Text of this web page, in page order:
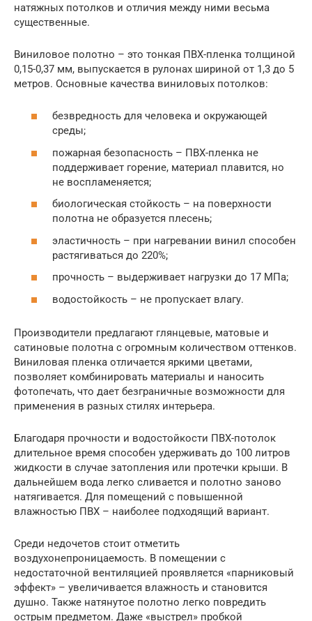
натяжных потолков и отличия между ними весьма
существенные.
Виниловое полотно – это тонкая ПВХ-пленка толщиной
0,15-0,37 мм, выпускается в рулонах шириной от 1,3 до 5
метров. Основные качества виниловых потолков:
безвредность для человека и окружающей
среды;
пожарная безопасность – ПВХ-пленка не
поддерживает горение, материал плавится, но
не воспламеняется;
биологическая стойкость – на поверхности
полотна не образуется плесень;
эластичность – при нагревании винил способен
растягиваться до 220%;
прочность – выдерживает нагрузки до 17 МПа;
водостойкость – не пропускает влагу.
Производители предлагают глянцевые, матовые и
сатиновые полотна с огромным количеством оттенков.
Виниловая пленка отличается яркими цветами,
позволяет комбинировать материалы и наносить
фотопечать, что дает безграничные возможности для
применения в разных стилях интерьера.
Благодаря прочности и водостойкости ПВХ-потолок
длительное время способен удерживать до 100 литров
жидкости в случае затопления или протечки крыши. В
дальнейшем вода легко сливается и полотно заново
натягивается. Для помещений с повышенной
влажностью ПВХ – наиболее подходящий вариант.
Среди недочетов стоит отметить
воздухонепроницаемость. В помещении с
недостаточной вентиляцией проявляется «парниковый
эффект» – увеличивается влажность и становится
душно. Также натянутое полотно легко повредить
острым предметом. Даже «выстрел» пробкой